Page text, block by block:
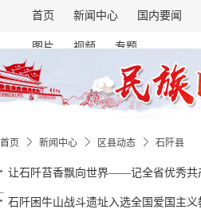
首页 新闻中心 国内要闻
图片 视频 专题
首页 新闻中心 区县动态 石阡县
让石阡苔香飘向世界——记全省优秀共
石阡困牛山战斗遗址入选全国爱国主